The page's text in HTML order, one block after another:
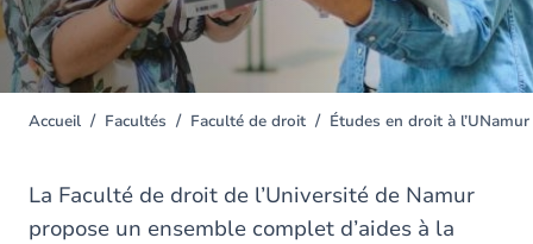
You
here
Accueil Facultés Faculté de droit Études en droit à l’UNamur
La Faculté de droit de l’Université de Namur
propose un ensemble complet d’aides à la